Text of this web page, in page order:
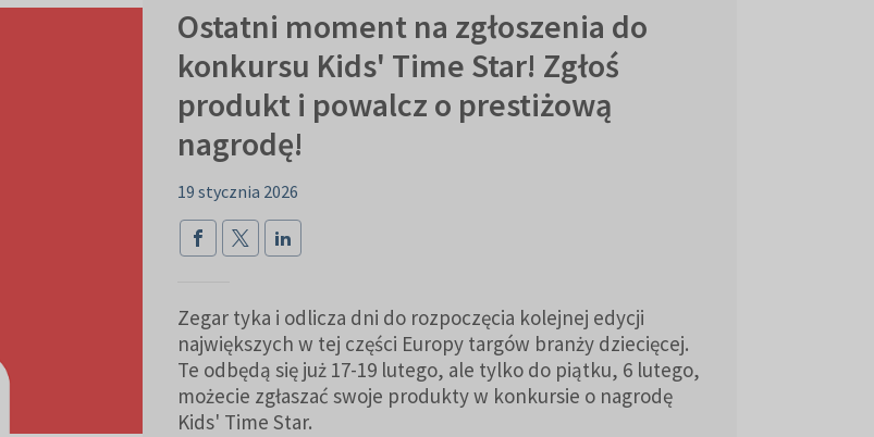
Ostatni moment na zgłoszenia do
konkursu Kids' Time Star! Zgłoś
produkt i powalcz o prestiżową
nagrodę!
19 stycznia 2026
Zegar tyka i odlicza dni do rozpoczęcia kolejnej edycji
największych w tej części Europy targów branży dziecięcej.
Te odbędą się już 17-19 lutego, ale tylko do piątku, 6 lutego,
możecie zgłaszać swoje produkty w konkursie o nagrodę
Kids' Time Star.